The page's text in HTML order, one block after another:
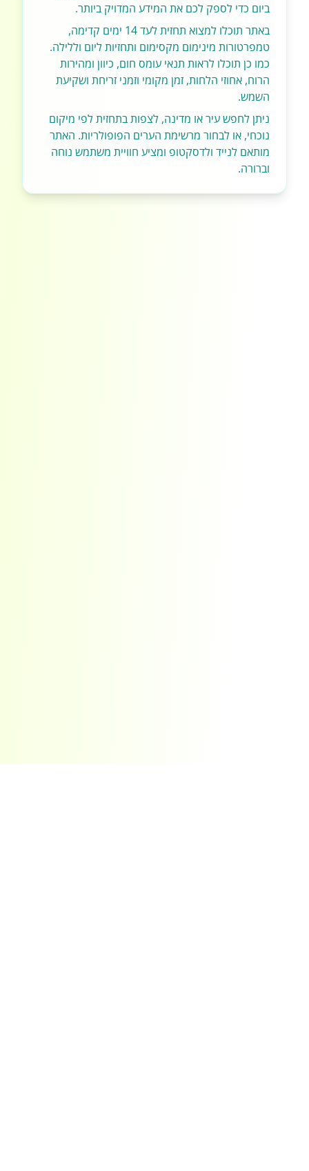
ביום כדי לספק לכם את המידע המדויק ביותר.
באתר תוכלו למצוא תחזית לעד 14 ימים קדימה,
טמפרטורות מינימום מקסימום ותחזיות ליום וללילה.
כמו כן תוכלו לראות תנאי עומס חום, כיוון ומהירות
הרוח, אחוזי הלחות, זמן מקומי וזמני זריחת ושקיעת
השמש.
ניתן לחפש עיר או מדינה, לצפות בתחזית לפי מיקום
נוכחי, או לבחור מרשימת הערים הפופולריות. האתר
מותאם לנייד ולדסקטופ ומציע חוויית משתמש נוחה
וברורה.